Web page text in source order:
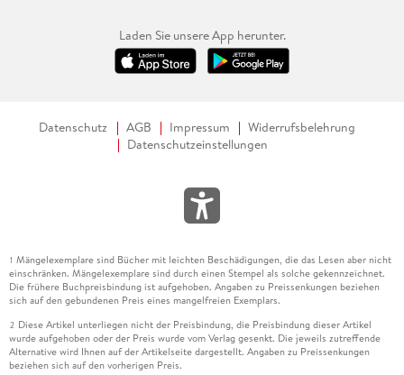
Laden Sie unsere App herunter.
Datenschutz AGB Impressum
Widerrufsbelehrung
Datenschutzeinstellungen
1 Mängelexemplare sind Bücher mit leichten Beschädigungen, die das Lesen aber nicht
einschränken. Mängelexemplare sind durch einen Stempel als solche gekennzeichnet.
Die frühere Buchpreisbindung ist aufgehoben. Angaben zu Preissenkungen beziehen
sich auf den gebundenen Preis eines mangelfreien Exemplars.
2 Diese Artikel unterliegen nicht der Preisbindung, die Preisbindung dieser Artikel
wurde aufgehoben oder der Preis wurde vom Verlag gesenkt. Die jeweils zutreffende
Alternative wird Ihnen auf der Artikelseite dargestellt. Angaben zu Preissenkungen
beziehen sich auf den vorherigen Preis.